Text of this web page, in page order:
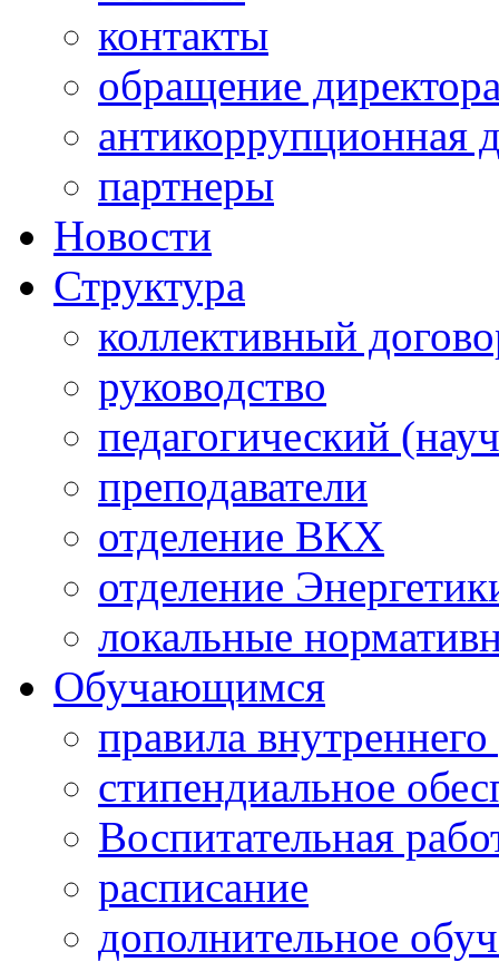
контакты
обращение
антикоррупционная
партнеры
Новости
Структура
коллективный
руководство
педагогический
преподаватели
отделение ВКХ
отделение
локальные
Обучающимся
правила
стипендиальное
Воспитательная
расписание
дополнительное